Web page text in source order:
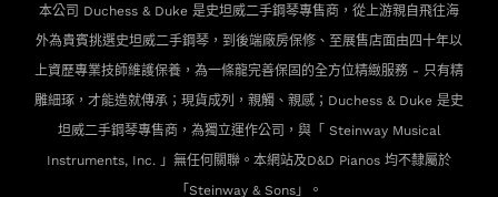
本公司 Duchess & Duke 是史坦威二手鋼琴專售商，從上游親自飛往海
外為貴賓挑選史坦威二手鋼琴，到後端廠房保修、至展售店面由四十年以
上資歷專業技師維護保養，為一條龍完善保固的全方位精緻服務 - 只有精
雕細琢，才能造就傳承；現貨成列，親觸、親感；Duchess & Duke 是史
坦威二手鋼琴專售商，為獨立運作公司，與「 Steinway Musical
Instruments, Inc. 」無任何關聯。本網站及D&D Pianos 均不隸屬於
「Steinway & Sons」。